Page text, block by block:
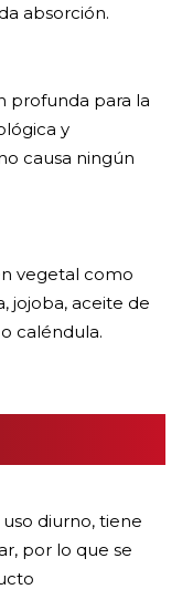
absorción.
profunda para la
y
causa ningún
vegetal como
jojoba, aceite de
caléndula.
diurno, tiene
por lo que se